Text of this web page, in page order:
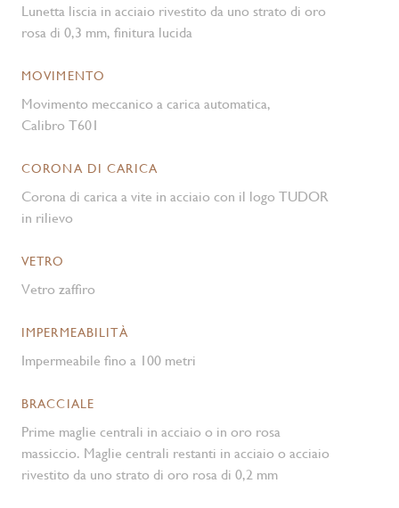
Lunetta liscia in acciaio rivestito da uno strato di oro
rosa di 0,3 mm, finitura lucida
MOVIMENTO
Movimento meccanico a carica automatica,
Calibro T601
CORONA DI CARICA
Corona di carica a vite in acciaio con il logo TUDOR
in rilievo
VETRO
Vetro zaffiro
IMPERMEABILITÀ
Impermeabile fino a 100 metri
BRACCIALE
Prime maglie centrali in acciaio o in oro rosa
massiccio. Maglie centrali restanti in acciaio o acciaio
rivestito da uno strato di oro rosa di 0,2 mm